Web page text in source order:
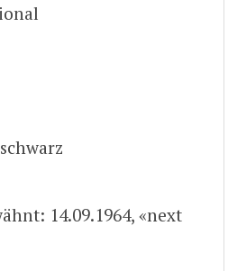
14.09.1964, «next